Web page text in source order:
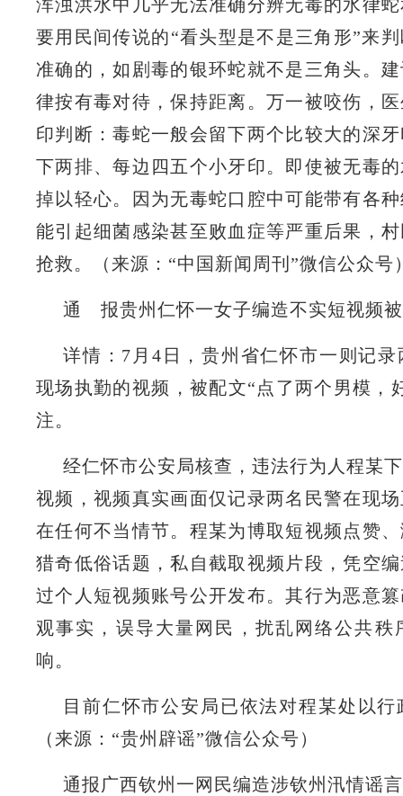
浑浊洪水中几乎无法准确分辨无毒的水律
要用民间传说的“看头型是不是三角形”来
准确的，如剧毒的银环蛇就不是三角头。
律按有毒对待，保持距离。万一被咬伤，
印判断：毒蛇一般会留下两个比较大的深
下两排、每边四五个小牙印。即使被无毒
掉以轻心。因为无毒蛇口腔中可能带有各
能引起细菌感染甚至败血症等严重后果，
抢救。（来源：“中国新闻周刊”微信公众号
通 报贵州仁怀一女子编造不实短视频
详情：7月4日，贵州省仁怀市一则记
现场执勤的视频，被配文“点了两个男模，
注。
经仁怀市公安局核查，违法行为人程某
视频，视频真实画面仅记录两名民警在现
在任何不当情节。程某为博取短视频点赞
猎奇低俗话题，私自截取视频片段，凭空
过个人短视频账号公开发布。其行为恶意
观事实，误导大量网民，扰乱网络公共秩
响。
目前仁怀市公安局已依法对程某处以
（来源：“贵州辟谣”微信公众号）
通报广西钦州一网民编造涉钦州汛情谣